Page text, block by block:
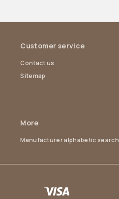
Customer service
Contact us
Sitemap
More
Manufacturer alphabetic search